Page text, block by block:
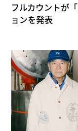
フルカウントが
ョンを発表